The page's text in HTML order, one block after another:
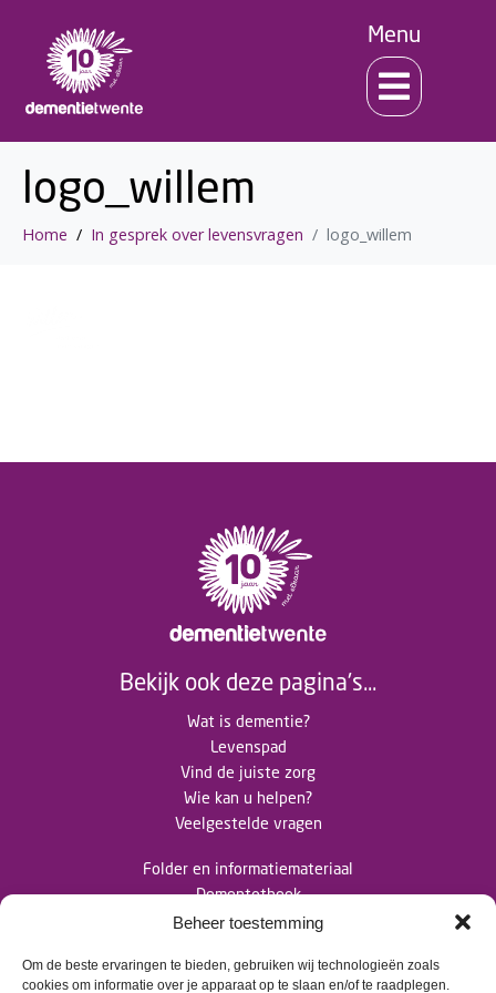
Beheer toestemming
Om de beste ervaringen te bieden, gebruiken wij technologieën zoals
cookies om informatie over je apparaat op te slaan en/of te raadplegen.
Menu
logo_willem
Home In gesprek over levensvragen logo_willem
Bekijk ook deze pagina's...
Wat is dementie?
Levenspad
Vind de juiste zorg
Wie kan u helpen?
Veelgestelde vragen
Folder en informatiemateriaal
Dementotheek
Nieuwsberichten